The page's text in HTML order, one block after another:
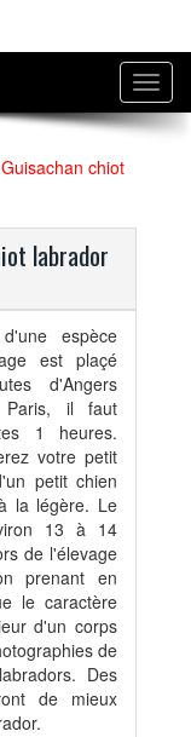
chiot
labrador
espèce
est plaçé
d'Angers
il faut
1 heures.
votre petit
petit chien
la légère. Le
13 à 14
de l'élevage
prenant en
le caractère
d'un corps
de
Des
de mieux